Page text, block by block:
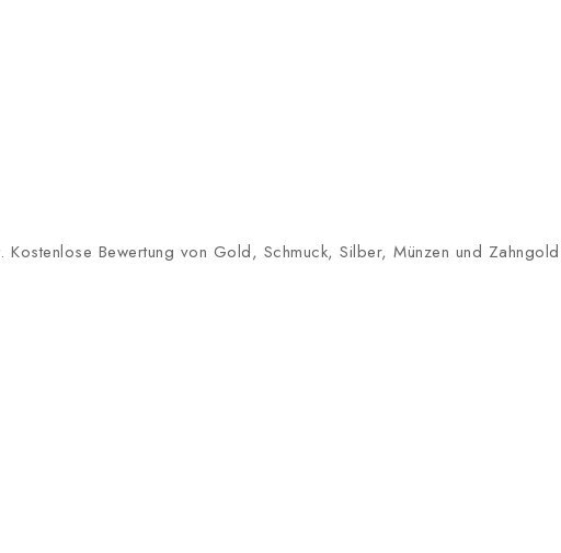
Bewertung von Gold, Schmuck, Silber, Münzen und